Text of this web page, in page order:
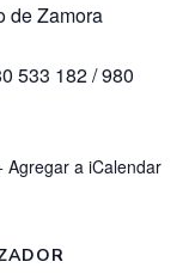
de Zamora
533 182 / 980
Agregar a iCalendar